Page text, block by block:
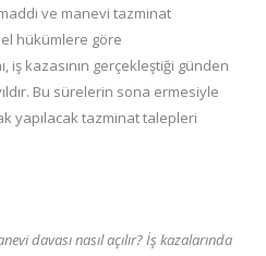
ve manevi tazminat
hükümlere göre
iş kazasının gerçekleştiği günden
Bu sürelerin sona ermesiyle
yapılacak tazminat talepleri
davası nasıl açılır? İş kazalarında